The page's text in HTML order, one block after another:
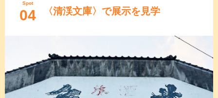
Spot
04 〈清渓文庫〉で展示を見学